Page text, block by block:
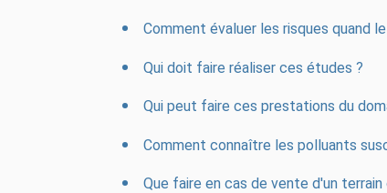
Comment évaluer les risques quand
Qui doit faire réaliser ces études ?
Qui peut faire ces prestations du
Comment connaître les polluants
Que faire en cas de vente d'un terrain